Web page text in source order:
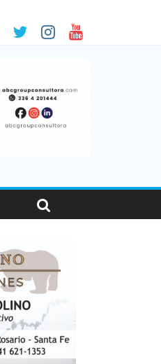
que en 2025